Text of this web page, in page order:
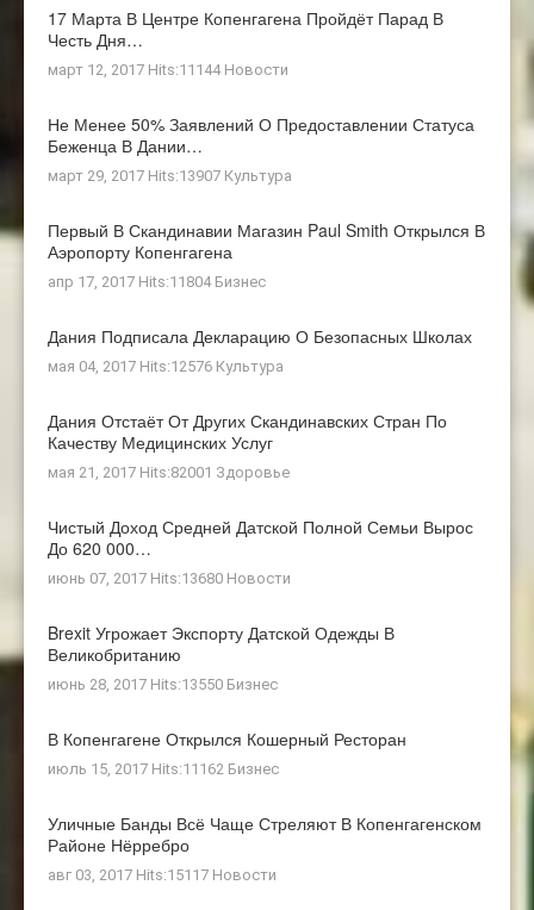
17 Марта В Центре Копенгагена Пройдёт Парад В
Честь Дня…
март 12, 2017 Hits:11144 Новости
Не Менее 50% Заявлений О Предоставлении Статуса
Беженца В Дании…
март 29, 2017 Hits:13907 Культура
Первый В Скандинавии Магазин Paul Smith Открылся В
Аэропорту Копенгагена
апр 17, 2017 Hits:11804 Бизнес
Дания Подписала Декларацию О Безопасных Школах
мая 04, 2017 Hits:12576 Культура
Дания Отстаёт От Других Скандинавских Стран По
Качеству Медицинских Услуг
мая 21, 2017 Hits:82001 Здоровье
Чистый Доход Средней Датской Полной Семьи Вырос
До 620 000…
июнь 07, 2017 Hits:13680 Новости
Brexit Угрожает Экспорту Датской Одежды В
Великобританию
июнь 28, 2017 Hits:13550 Бизнес
В Копенгагене Открылся Кошерный Ресторан
июль 15, 2017 Hits:11162 Бизнес
Уличные Банды Всё Чаще Стреляют В Копенгагенском
Районе Нёрребро
авг 03, 2017 Hits:15117 Новости